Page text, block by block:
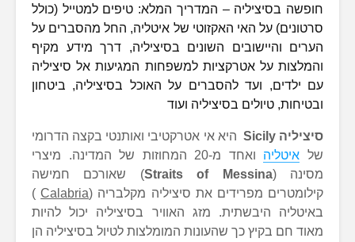
חופשה בסיציליה – המדריך המלא: טיפים למטייל (כולל
סרטונים) על האי האקזוטי של איטליה, החל מהסברים על
הערים והיישובים השונים בסיציליה, דרך מידע מקיף
והמלצות על אטרקציות למשפחות המגיעות אל סיציליה
עם ילדים, ועד להסברים על האוכל בסיציליה, ביטחון
ובטיחות, טיולים בסיציליה ועוד
סיציליה Sicily
היא אי אטרקטיבי ואותנטי בקצה הדרומי
של איטליה
ואחד מ-20 המחוזות של המדינה. מיצרי
מסינה (Straits of Messina) שאורכם חמישה
קילומטרים מפרידים את סיציליה מקלבריה (Calabria
)
באיטליה היבשתית. מזג האוויר בסיציליה יכול להיות
מאוד חם בקיץ כך שהעונות המומלצות לטיול בסיציליה הן